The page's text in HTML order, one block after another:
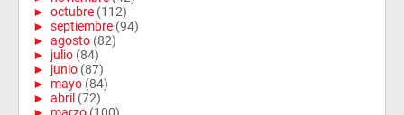
► octubre (112)
► septiembre (94)
► agosto (82)
► julio (84)
► junio (87)
► mayo (84)
► abril (72)